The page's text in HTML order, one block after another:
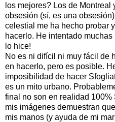
los mejores? Los de
obsesión (sí, es una
celestial me ha hecho probar
hacerlo. He intentado muchas
lo hice!
No es ni difícil ni muy fácil de
en hacerlo, pero es posible.
imposibilidad de hacer
es un mito urbano.
final no son en realidad
mis imágenes demuestran
mis manos (y ayuda de mi